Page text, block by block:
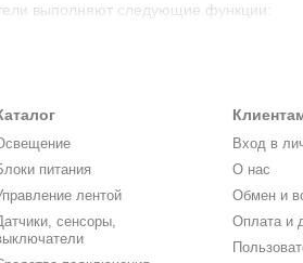
выполняют следующие функции:
влажности позволяют
другими респираторными
Датчики движения и оконных/дверных
Датчики углекислого газа и других
питания
лентой
сенсоры,
Вход в
О нас
Обмен и
Оплата и